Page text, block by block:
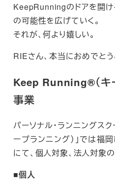
KeepRunningのドアを開け
の可能性を広げていく。
それが、何より嬉しい。
RIEさん、本当におめでとう
Keep Running®（キ
事業
パーソナル・ランニングス
ープランニング）」では福
にて、個人対象、法人対象
■個人